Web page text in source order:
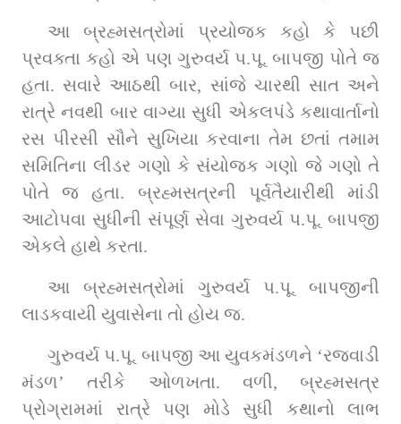
આ બ્રહ્મસત્રોમાં પ્રયોજક કહો કે પછી
પ્રવક્તા કહો એ પણ ગુરુવર્ય પ.પૂ. બાપજી પોતે જ
હતા. સવારે આઠથી બાર, સાંજે ચારથી સાત અને
રાત્રે નવથી બાર વાગ્યા સુધી એકલપંડે કથાવાર્તાનો
રસ પીરસી સૌને સુખિયા કરવાના તેમ છતાં તમામ
સમિતિના લીડર ગણો કે સંયોજક ગણો જે ગણો તે
પોતે જ હતા. બ્રહ્મસત્રની પૂર્વતૈયારીથી માંડી
આટોપવા સુધીની સંપૂર્ણ સેવા ગુરુવર્ય પ.પૂ. બાપજી
એકલે હાથે કરતા.
આ બ્રહ્મસત્રોમાં ગુરુવર્ય પ.પૂ. બાપજીની
લાડકવાયી યુવાસેના તો હોય જ.
ગુરુવર્ય પ.પૂ. બાપજી આ યુવકમંડળને ‘રજવાડી
મંડળ’ તરીકે ઓળખતા. વળી, બ્રહ્મસત્ર
પ્રોગ્રામમાં રાત્રે પણ મોડે સુધી કથાનો લાભ